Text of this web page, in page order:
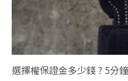
選擇權保證金多少錢 ? 5分